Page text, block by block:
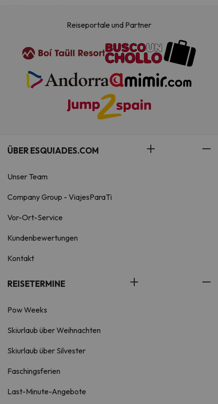
Reiseportale und Partner
ÜBER ESQUIADES.COM
Unser Team
Company Group - ViajesParaTi
Vor-Ort-Service
Kundenbewertungen
Kontakt
REISETERMINE
Pow Weeks
Skiurlaub über Weihnachten
Skiurlaub über Silvester
Faschingsferien
Last-Minute-Angebote